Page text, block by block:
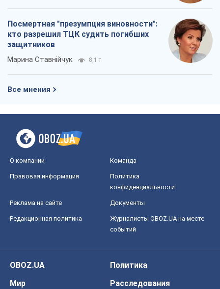
Посмертная "презумпция виновности":
кто разрешил ТЦК судить погибших
защитников
Марина Ставнійчук 8,1 т.
Все мнения
О компании Команда
Правовая информация
Политика
конфиденциальности
Реклама на сайте Документы
Редакционная политика
Журналисты OBOZ.UA на месте
событий
OBOZ.UA
Политика
Мир
Расследования